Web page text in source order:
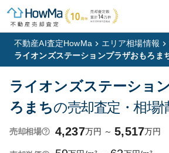
不動産AI査定HowMa エリア相場情報
ライオンズステーションプラザおもろま
ライオンズステーショ
ろまちの売却査定・相場
売却相場 4,237万円 ～ 5,517万円